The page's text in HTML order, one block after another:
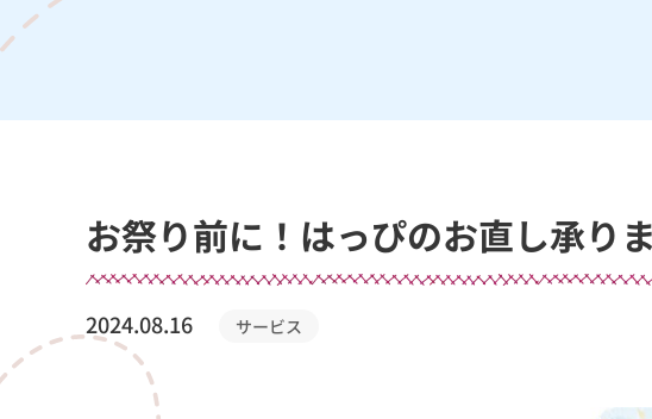
お祭り前に！はっぴのお直し承り
2024.08.16 サービス